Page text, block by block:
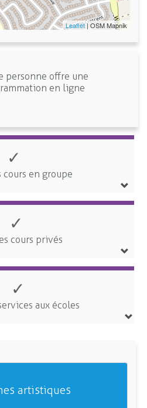
Leaflet| OSM Mapnik
personne offre une
en ligne
✓
cours en groupe
✓
cours privés
✓
aux écoles
artistiques